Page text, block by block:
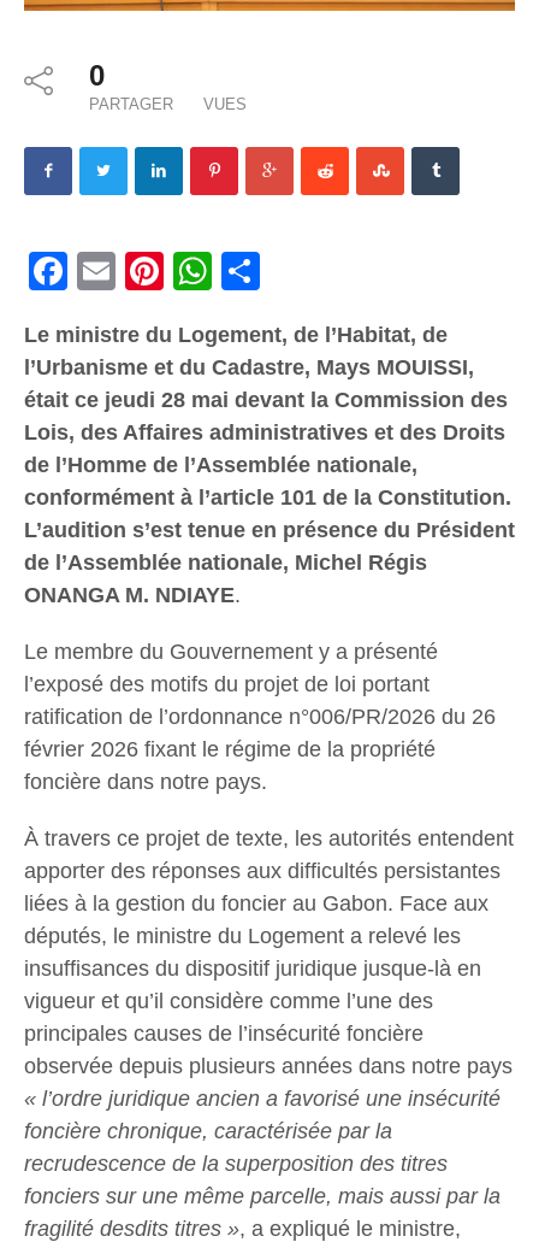
0
PARTAGER VUES
Facebook
Email PinterestWhatsApp
Le ministre du Logement, de l’Habitat, de
l’Urbanisme et du Cadastre, Mays MOUISSI,
était ce jeudi 28 mai devant la Commission des
Lois, des Affaires administratives et des Droits
de l’Homme de l’Assemblée nationale,
conformément à l’article 101 de la Constitution.
L’audition s’est tenue en présence du Président
de l’Assemblée nationale, Michel Régis
ONANGA M. NDIAYE.
Le membre du Gouvernement y a présenté
l’exposé des motifs du projet de loi portant
ratification de l’ordonnance n°006/PR/2026 du 26
février 2026 fixant le régime de la propriété
foncière dans notre pays.
À travers ce projet de texte, les autorités entendent
apporter des réponses aux difficultés persistantes
liées à la gestion du foncier au Gabon. Face aux
députés, le ministre du Logement a relevé les
insuffisances du dispositif juridique jusque-là en
vigueur et qu’il considère comme l’une des
principales causes de l’insécurité foncière
observée depuis plusieurs années dans notre pays
« l’ordre juridique ancien a favorisé une insécurité
foncière chronique, caractérisée par la
recrudescence de la superposition des titres
fonciers sur une même parcelle, mais aussi par la
fragilité desdits titres », a expliqué le ministre,